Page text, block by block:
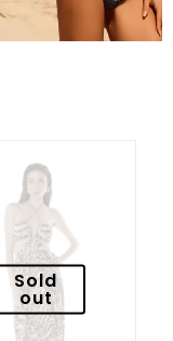
Sold
out